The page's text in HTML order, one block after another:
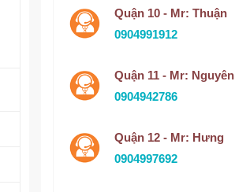
Quận 10 - Mr: Thuận
0904991912
Quận 11 - Mr: Nguyên
0904942786
Quận 12 - Mr: Hưng
0904997692